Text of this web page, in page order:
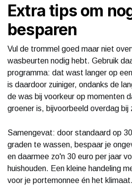
Extra tips om
besparen
Vul de trommel goed maar niet
wasbeurten nodig hebt. Gebruik
programma: dat wast langer op
is daardoor zuiniger, ondanks de
de was bij voorkeur op momenten
groener is, bijvoorbeeld overdag bij
Samengevat: door standaard op
graden te wassen, bespaar je
en daarmee zo'n 30 euro per jaar
huishouden. Een kleine handeling
voor je portemonnee én het klimaat.